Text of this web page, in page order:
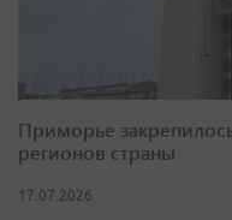
Приморье
регионов страны
17.07.2026